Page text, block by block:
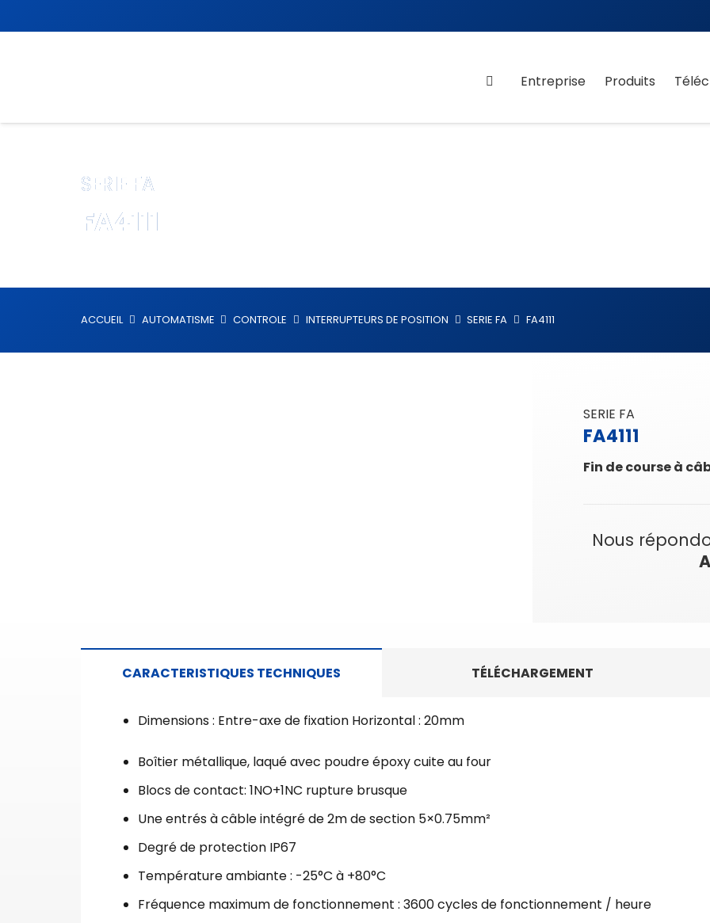
Entreprise Produits
SERIE FA
FA4111
ACCUEIL AUTOMATISME CONTROLE INTERRUPTEURS DE POSITION SERIE FA FA4111
SERIE FA
FA4111
Fin de course à
Nous
CARACTERISTIQUES TECHNIQUES TÉLÉCHARGEMENT
Dimensions : Entre-axe de fixation Horizontal : 20mm
Boîtier métallique, laqué avec poudre époxy cuite au four
Blocs de contact: 1NO+1NC rupture brusque
Une entrés à câble intégré de 2m de section 5×0.75mm²
Degré de protection IP67
Température ambiante : -25°C à +80°C
Fréquence maximum de fonctionnement : 3600 cycles de fonctionnement / heure